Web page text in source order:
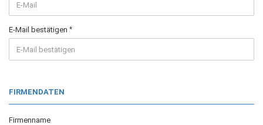
E-Mail bestätigen
FIRMENDATEN
Firmenname